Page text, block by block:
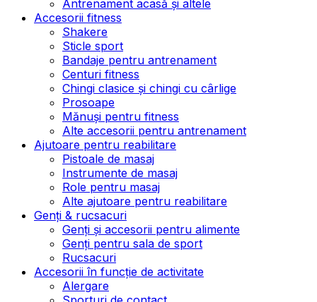
Antrenament acasă și altele
Accesorii fitness
Shakere
Sticle sport
Bandaje pentru antrenament
Centuri fitness
Chingi clasice și chingi cu cârlige
Prosoape
Mănuși pentru fitness
Alte accesorii pentru antrenament
Ajutoare pentru reabilitare
Pistoale de masaj
Instrumente de masaj
Role pentru masaj
Alte ajutoare pentru reabilitare
Genți & rucsacuri
Genți și accesorii pentru alimente
Genți pentru sala de sport
Rucsacuri
Accesorii în funcție de activitate
Alergare